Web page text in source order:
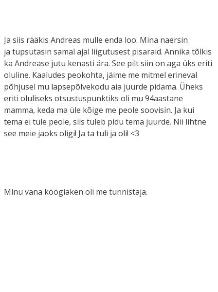
Ja siis rääkis Andreas mulle enda loo. Mina naersin
ja tupsutasin samal ajal liigutusest pisaraid. Annika tõlkis
ka Andrease jutu kenasti ära. See pilt siin on aga üks eriti
oluline. Kaaludes peokohta, jäime me mitmel erineval
põhjusel mu lapsepõlvekodu aia juurde pidama. Üheks
eriti oluliseks otsustuspunktiks oli mu 94aastane
mamma, keda ma üle kõige me peole soovisin. Ja kui
tema ei tule peole, siis tuleb pidu tema juurde. Nii lihtne
see meie jaoks oligi! Ja ta tuli ja oli! <3
Minu vana köögiaken oli me tunnistaja.